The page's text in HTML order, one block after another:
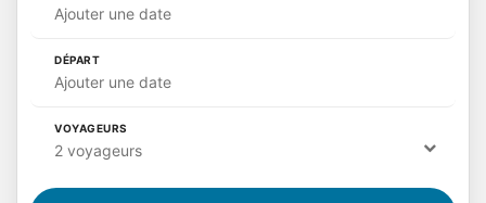
Ajouter une date
DÉPART
Ajouter une date
VOYAGEURS
2 voyageurs